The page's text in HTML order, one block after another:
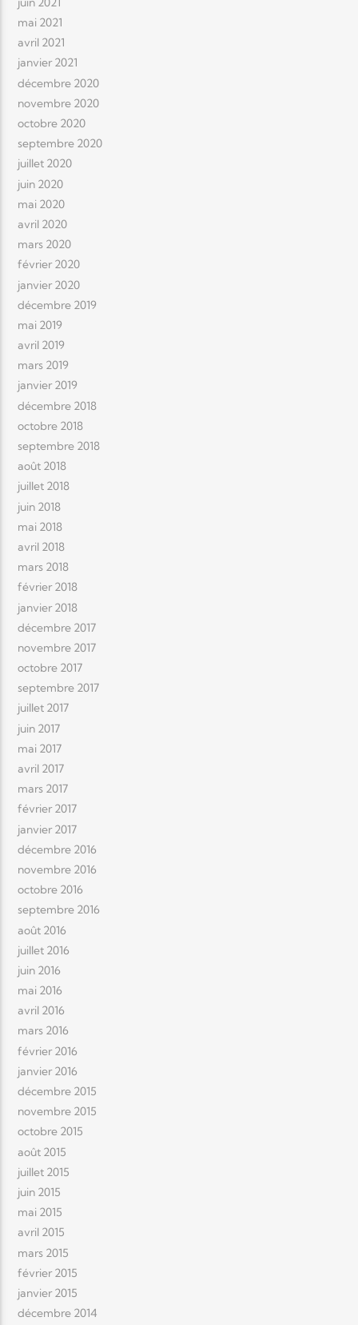
mai 2021
avril 2021
janvier 2021
décembre 2020
novembre 2020
octobre 2020
septembre 2020
juillet 2020
juin 2020
mai 2020
avril 2020
mars 2020
février 2020
janvier 2020
décembre 2019
mai 2019
avril 2019
mars 2019
janvier 2019
décembre 2018
octobre 2018
septembre 2018
août 2018
juillet 2018
juin 2018
mai 2018
avril 2018
mars 2018
février 2018
janvier 2018
décembre 2017
novembre 2017
octobre 2017
septembre 2017
juillet 2017
juin 2017
mai 2017
avril 2017
mars 2017
février 2017
janvier 2017
décembre 2016
novembre 2016
octobre 2016
septembre 2016
août 2016
juillet 2016
juin 2016
mai 2016
avril 2016
mars 2016
février 2016
janvier 2016
décembre 2015
novembre 2015
octobre 2015
août 2015
juillet 2015
juin 2015
mai 2015
avril 2015
mars 2015
février 2015
janvier 2015
décembre 2014